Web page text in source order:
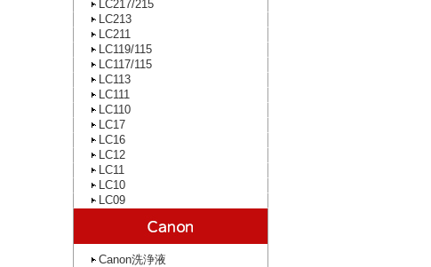
LC217/215
LC213
LC211
LC119/115
LC117/115
LC113
LC111
LC110
LC17
LC16
LC12
LC11
LC10
LC09
Canon洗浄液